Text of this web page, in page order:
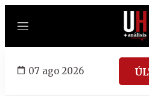
Menú
07 ago 2026